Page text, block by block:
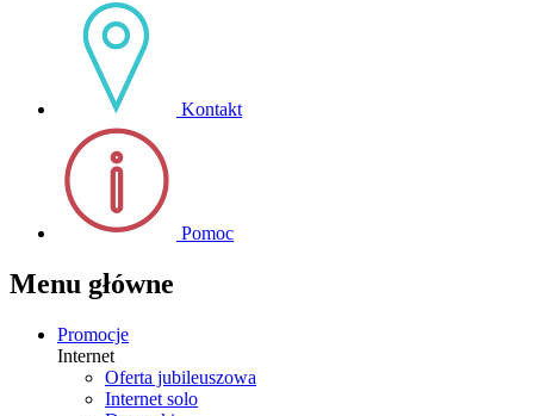
Kontakt
Pomoc
Menu główne
Promocje
Internet
Oferta jubileuszowa
Internet solo